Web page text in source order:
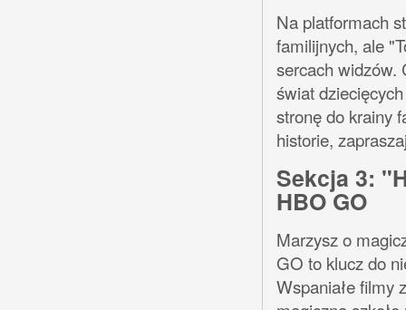
Na platformach
familijnych, ale
sercach widzów.
świat
stronę do krainy
historie,
Sekcja 3:
HBO GO
Marzysz o
GO to klucz do
Wspaniałe filmy